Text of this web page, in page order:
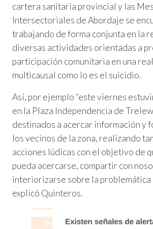
cartera sanitaria provincial y las
Intersectoriales de Abordaje se
trabajando de forma conjunta en la
diversas actividades orientadas a
participación comunitaria en una
multicausal como lo es el suicidio.
Así, por ejemplo “este viernes
en la Plaza Independencia de
destinados a acercar información y
los vecinos de la zona, realizando
acciones lúdicas con el objetivo de
pueda acercarse, compartir con
interiorizarse sobre la problemática
explicó Quinteros.